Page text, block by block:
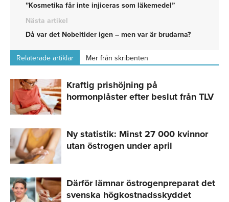
”Kosmetika får inte injiceras som läkemedel”
Nästa artikel
Då var det Nobeltider igen – men var är brudarna?
Relaterade artiklar Mer från skribenten
Kraftig prishöjning på
hormonplåster efter beslut från TLV
Ny statistik: Minst 27 000 kvinnor
utan östrogen under april
Därför lämnar östrogenpreparat det
svenska högkostnadsskyddet